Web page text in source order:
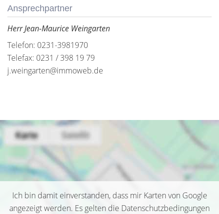
Ansprechpartner
Herr Jean-Maurice Weingarten
Telefon: 0231-3981970
Telefax: 0231 / 398 19 79
j.weingarten@immoweb.de
Ich bin damit einverstanden, dass mir Karten von Google
angezeigt werden. Es gelten die Datenschutzbedingungen